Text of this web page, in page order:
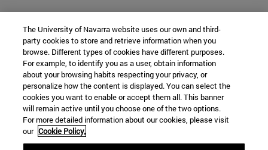
The University of Navarra website uses our own and third-
party cookies to store and retrieve information when you
browse. Different types of cookies have different purposes.
For example, to identify you as a user, obtain information
about your browsing habits respecting your privacy, or
personalize how the content is displayed. You can select the
cookies you want to enable or accept them all. This banner
will remain active until you choose one of the two options.
For more detailed information about our cookies, please visit
our Cookie Policy.